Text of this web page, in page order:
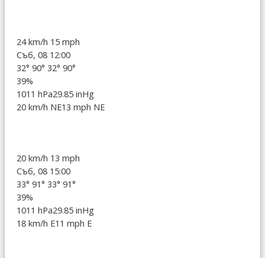
24 km/h 15 mph
Съб, 08 12:00
32° 90° 32° 90°
39%
1011 hPa29.85 inHg
20 km/h NE13 mph NE
20 km/h 13 mph
Съб, 08 15:00
33° 91° 33° 91°
39%
1011 hPa29.85 inHg
18 km/h E11 mph E